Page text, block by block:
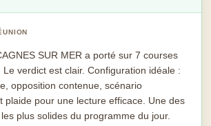
SUR MER a porté sur 7 courses
verdict est clair. Configuration idéale :
opposition contenue, scénario
plaide pour une lecture efficace. Une des
plus solides du programme du jour.